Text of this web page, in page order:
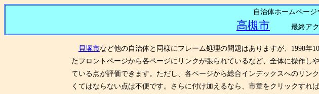
自治体ホームペー
高槻市 最終アク
貝塚市など他の自治体と同様にフレーム処理の問題はありますが、1998年
たフロントページから各ページにリンクが張られているなど、全体に操作
ている点が評価できます。ただし、各ページから総合インデックスへのリン
くてはならない点は不便です。さらに付け加えるなら、市章をクリックす